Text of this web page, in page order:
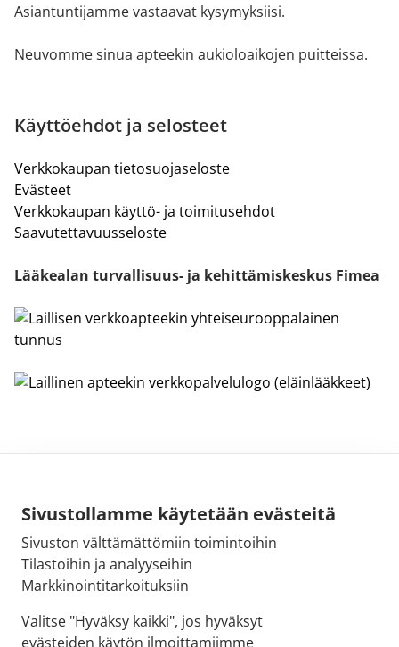
Sivustollamme käytetään evästeitä
Sivuston välttämättömiin toimintoihin
Tilastoihin ja analyyseihin
Markkinointitarkoituksiin
Valitse "Hyväksy kaikki", jos hyväksyt
evästeiden käytön ilmoittamiimme
Asiantuntijamme vastaavat kysymyksiisi.
Neuvomme sinua apteekin aukioloaikojen puitteissa.
Käyttöehdot ja selosteet
Verkkokaupan tietosuojaseloste
Evästeet
Verkkokaupan käyttö- ja toimitusehdot
Saavutettavuusseloste
Lääkealan turvallisuus- ja kehittämiskeskus Fimea
Sähköpostiosoite:
kirjaamo@fimea.fi
Fimean vaihde:
029 522 3341